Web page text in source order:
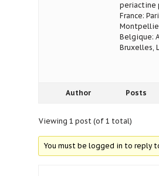
periactine
France:
Belgique:
Bruxelles,
Author Posts
Viewing 1 post (of 1 total)
You must be logged in to reply